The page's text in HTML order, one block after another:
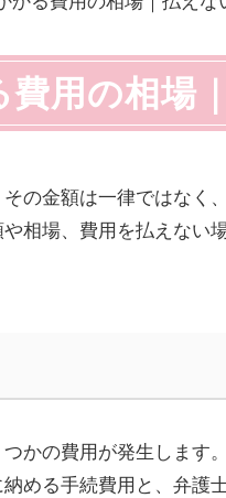
用の相場
の金額は一律ではなく
相場、費用を払えない
かの費用が発生します。
める手続費用と、弁護